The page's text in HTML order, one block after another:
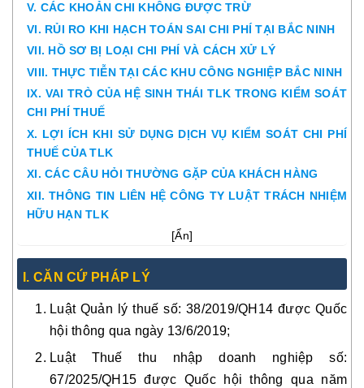
V. CÁC KHOẢN CHI KHÔNG ĐƯỢC TRỪ
VI. RỦI RO KHI HẠCH TOÁN SAI CHI PHÍ TẠI BẮC NINH
VII. HỒ SƠ BỊ LOẠI CHI PHÍ VÀ CÁCH XỬ LÝ
VIII. THỰC TIỄN TẠI CÁC KHU CÔNG NGHIỆP BẮC NINH
IX. VAI TRÒ CỦA HỆ SINH THÁI TLK TRONG KIỂM SOÁT
CHI PHÍ THUẾ
X. LỢI ÍCH KHI SỬ DỤNG DỊCH VỤ KIỂM SOÁT CHI PHÍ
THUẾ CỦA TLK
XI. CÁC CÂU HỎI THƯỜNG GẶP CỦA KHÁCH HÀNG
XII. THÔNG TIN LIÊN HỆ CÔNG TY LUẬT TRÁCH NHIỆM
HỮU HẠN TLK
[Ẩn]
I. CĂN CỨ PHÁP LÝ
Luật Quản lý thuế số: 38/2019/QH14 được Quốc
hội thông qua ngày 13/6/2019;
Luật Thuế thu nhập doanh nghiệp số:
67/2025/QH15 được Quốc hội thông qua năm